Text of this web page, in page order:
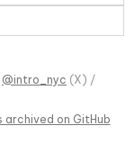
@intro_nyc (X) /
archived on GitHub